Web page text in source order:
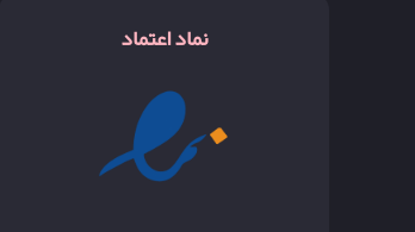
نماد اعتماد